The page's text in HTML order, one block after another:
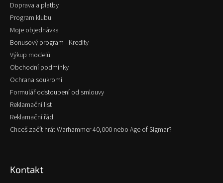
Doprava a platby
Program klubu
Moje objednávka
Bonusový program - Kredity
Výkup modelů
Obchodní podmínky
Ochrana soukromí
Formulář odstoupení od smlouvy
Reklamační list
Reklamační řád
Chceš začít hrát Warhammer 40,000 nebo Age of Sigmar?
Kontakt